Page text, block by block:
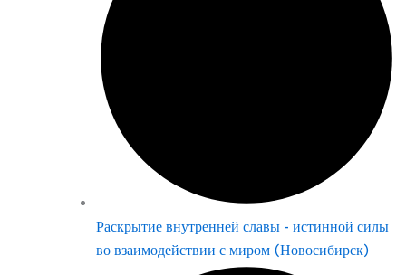
Раскрытие внутренней славы - истинной силы
во взаимодействии с миром (Новосибирск)